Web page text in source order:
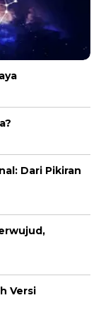
Dari Pikiran
Versi